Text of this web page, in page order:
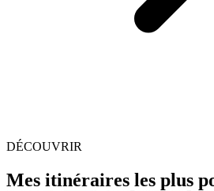
DÉCOUVRIR
Mes itinéraires les plus